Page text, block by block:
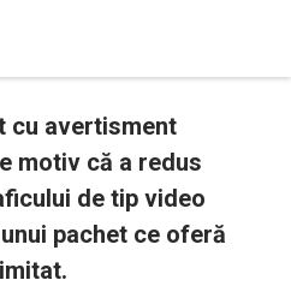
cu avertisment
motiv că a redus
de tip video
pachet ce oferă